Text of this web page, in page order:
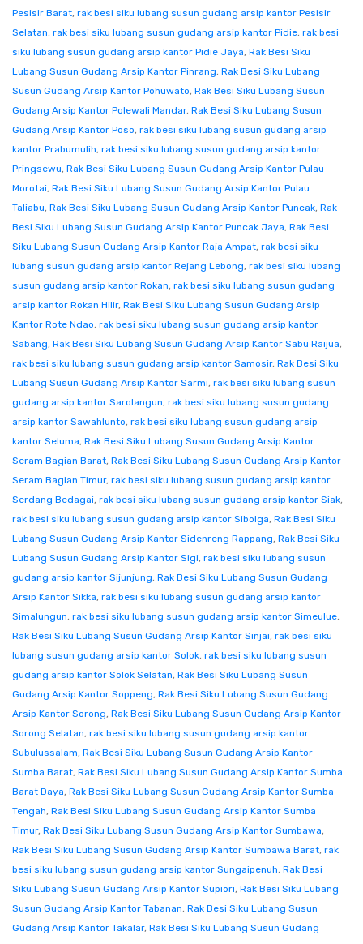
Pesisir Barat, rak besi siku lubang susun gudang arsip kantor Pesisir
Selatan, rak besi siku lubang susun gudang arsip kantor Pidie, rak besi
siku lubang susun gudang arsip kantor Pidie Jaya, Rak Besi Siku
Lubang Susun Gudang Arsip Kantor Pinrang, Rak Besi Siku Lubang
Susun Gudang Arsip Kantor Pohuwato, Rak Besi Siku Lubang Susun
Gudang Arsip Kantor Polewali Mandar, Rak Besi Siku Lubang Susun
Gudang Arsip Kantor Poso, rak besi siku lubang susun gudang arsip
kantor Prabumulih, rak besi siku lubang susun gudang arsip kantor
Pringsewu, Rak Besi Siku Lubang Susun Gudang Arsip Kantor Pulau
Morotai, Rak Besi Siku Lubang Susun Gudang Arsip Kantor Pulau
Taliabu, Rak Besi Siku Lubang Susun Gudang Arsip Kantor Puncak, Rak
Besi Siku Lubang Susun Gudang Arsip Kantor Puncak Jaya, Rak Besi
Siku Lubang Susun Gudang Arsip Kantor Raja Ampat, rak besi siku
lubang susun gudang arsip kantor Rejang Lebong, rak besi siku lubang
susun gudang arsip kantor Rokan, rak besi siku lubang susun gudang
arsip kantor Rokan Hilir, Rak Besi Siku Lubang Susun Gudang Arsip
Kantor Rote Ndao, rak besi siku lubang susun gudang arsip kantor
Sabang, Rak Besi Siku Lubang Susun Gudang Arsip Kantor Sabu Raijua,
rak besi siku lubang susun gudang arsip kantor Samosir, Rak Besi Siku
Lubang Susun Gudang Arsip Kantor Sarmi, rak besi siku lubang susun
gudang arsip kantor Sarolangun, rak besi siku lubang susun gudang
arsip kantor Sawahlunto, rak besi siku lubang susun gudang arsip
kantor Seluma, Rak Besi Siku Lubang Susun Gudang Arsip Kantor
Seram Bagian Barat, Rak Besi Siku Lubang Susun Gudang Arsip Kantor
Seram Bagian Timur, rak besi siku lubang susun gudang arsip kantor
Serdang Bedagai, rak besi siku lubang susun gudang arsip kantor Siak,
rak besi siku lubang susun gudang arsip kantor Sibolga, Rak Besi Siku
Lubang Susun Gudang Arsip Kantor Sidenreng Rappang, Rak Besi Siku
Lubang Susun Gudang Arsip Kantor Sigi, rak besi siku lubang susun
gudang arsip kantor Sijunjung, Rak Besi Siku Lubang Susun Gudang
Arsip Kantor Sikka, rak besi siku lubang susun gudang arsip kantor
Simalungun, rak besi siku lubang susun gudang arsip kantor Simeulue,
Rak Besi Siku Lubang Susun Gudang Arsip Kantor Sinjai, rak besi siku
lubang susun gudang arsip kantor Solok, rak besi siku lubang susun
gudang arsip kantor Solok Selatan, Rak Besi Siku Lubang Susun
Gudang Arsip Kantor Soppeng, Rak Besi Siku Lubang Susun Gudang
Arsip Kantor Sorong, Rak Besi Siku Lubang Susun Gudang Arsip Kantor
Sorong Selatan, rak besi siku lubang susun gudang arsip kantor
Subulussalam, Rak Besi Siku Lubang Susun Gudang Arsip Kantor
Sumba Barat, Rak Besi Siku Lubang Susun Gudang Arsip Kantor Sumba
Barat Daya, Rak Besi Siku Lubang Susun Gudang Arsip Kantor Sumba
Tengah, Rak Besi Siku Lubang Susun Gudang Arsip Kantor Sumba
Timur, Rak Besi Siku Lubang Susun Gudang Arsip Kantor Sumbawa,
Rak Besi Siku Lubang Susun Gudang Arsip Kantor Sumbawa Barat, rak
besi siku lubang susun gudang arsip kantor Sungaipenuh, Rak Besi
Siku Lubang Susun Gudang Arsip Kantor Supiori, Rak Besi Siku Lubang
Susun Gudang Arsip Kantor Tabanan, Rak Besi Siku Lubang Susun
Gudang Arsip Kantor Takalar, Rak Besi Siku Lubang Susun Gudang